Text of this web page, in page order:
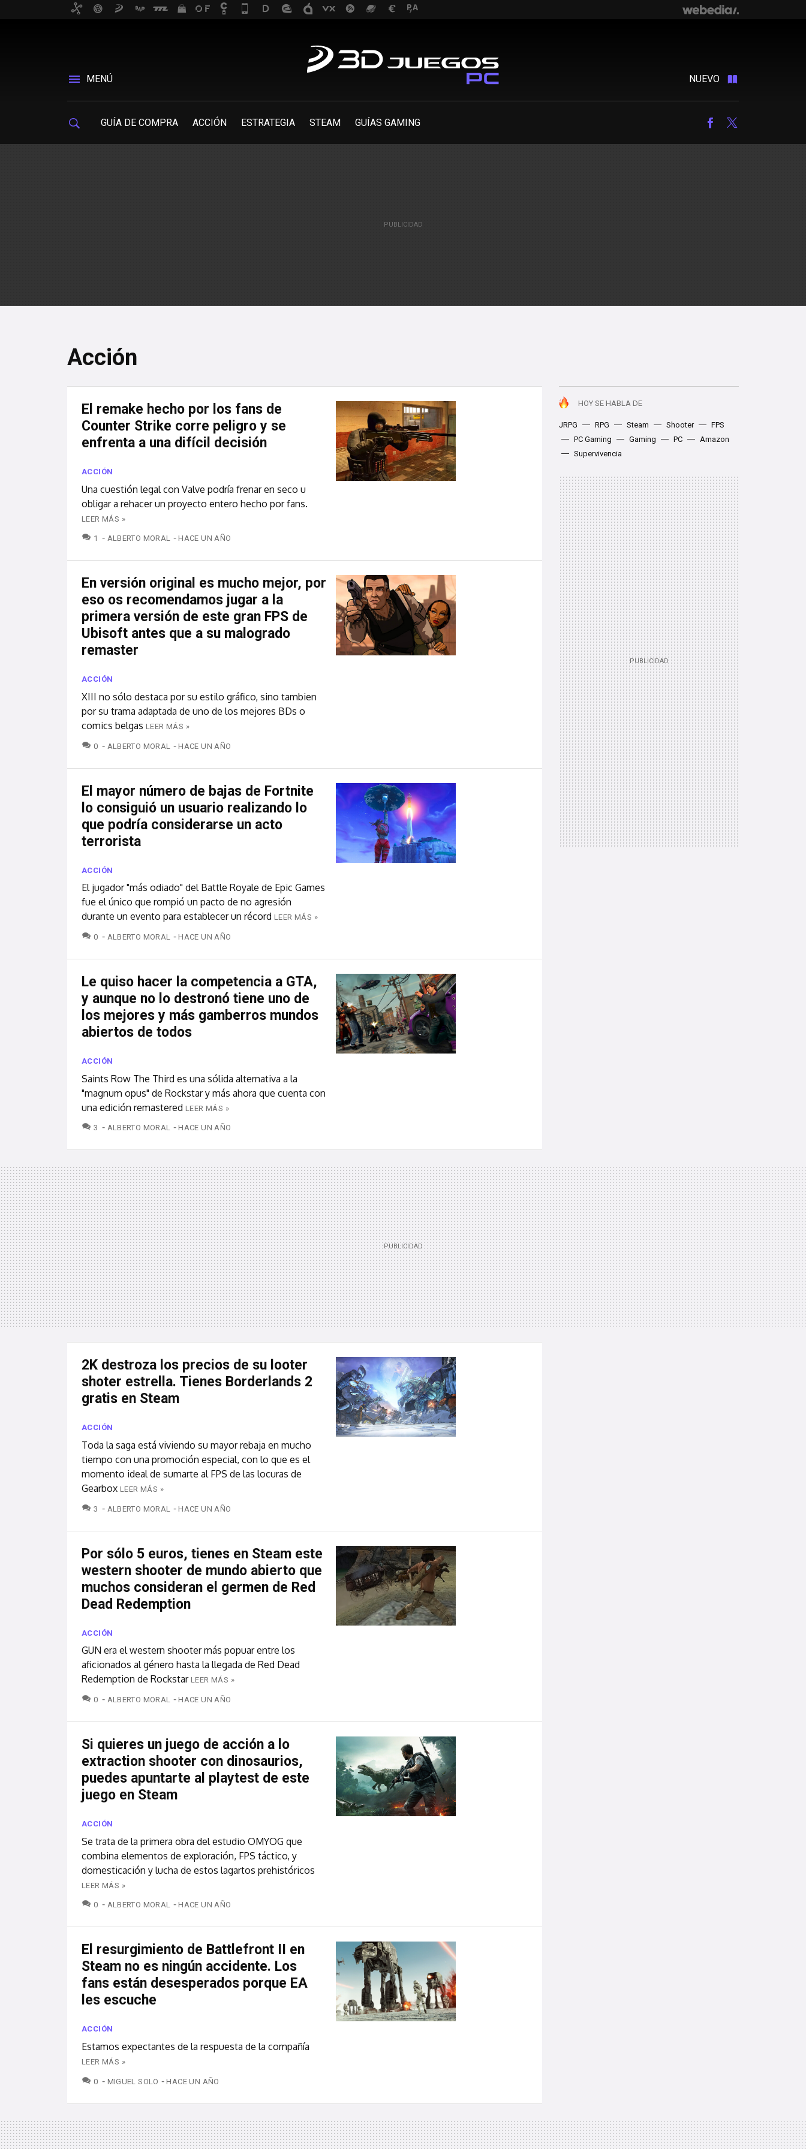
MENÚ NUEVO
GUÍA DE COMPRA ACCIÓN ESTRATEGIA STEAM GUÍAS GAMING Facebook
Acción
HOY SE HABLA DE
JRPG RPG Steam Shooter
FPS
PC Gaming
Gaming PC
Amazon
Supervivencia
El remake hecho por los fans de
Counter Strike corre peligro y se
enfrenta a una difícil decisión
ACCIÓN
Una cuestión legal con Valve podría frenar en seco u
obligar a rehacer un proyecto entero hecho por fans.
LEER MÁS »
1 COMENTARIOS
ALBERTO MORAL HACE UN AÑO
En versión original es mucho mejor, por
eso os recomendamos jugar a la
primera versión de este gran FPS de
Ubisoft antes que a su malogrado
remaster
ACCIÓN
XIII no sólo destaca por su estilo gráfico, sino tambien
por su trama adaptada de uno de los mejores BDs o
comics belgas LEER MÁS »
0 COMENTARIOS
ALBERTO MORAL HACE UN AÑO
El mayor número de bajas de Fortnite
lo consiguió un usuario realizando lo
que podría considerarse un acto
terrorista
ACCIÓN
El jugador "más odiado" del Battle Royale de Epic Games
fue el único que rompió un pacto de no agresión
durante un evento para establecer un récord LEER MÁS »
0 COMENTARIOS
ALBERTO MORAL HACE UN AÑO
Le quiso hacer la competencia a GTA,
y aunque no lo destronó tiene uno de
los mejores y más gamberros mundos
abiertos de todos
ACCIÓN
Saints Row The Third es una sólida alternativa a la
"magnum opus" de Rockstar y más ahora que cuenta con
una edición remastered LEER MÁS »
3 COMENTARIOS
ALBERTO MORAL HACE UN AÑO
2K destroza los precios de su looter
shoter estrella. Tienes Borderlands 2
gratis en Steam
ACCIÓN
Toda la saga está viviendo su mayor rebaja en mucho
tiempo con una promoción especial, con lo que es el
momento ideal de sumarte al FPS de las locuras de
Gearbox LEER MÁS »
3 COMENTARIOS
ALBERTO MORAL HACE UN AÑO
Por sólo 5 euros, tienes en Steam este
western shooter de mundo abierto que
muchos consideran el germen de Red
Dead Redemption
ACCIÓN
GUN era el western shooter más popuar entre los
aficionados al género hasta la llegada de Red Dead
Redemption de Rockstar LEER MÁS »
0 COMENTARIOS
ALBERTO MORAL HACE UN AÑO
Si quieres un juego de acción a lo
extraction shooter con dinosaurios,
puedes apuntarte al playtest de este
juego en Steam
ACCIÓN
Se trata de la primera obra del estudio OMYOG que
combina elementos de exploración, FPS táctico, y
domesticación y lucha de estos lagartos prehistóricos
LEER MÁS »
0 COMENTARIOS
ALBERTO MORAL HACE UN AÑO
El resurgimiento de Battlefront II en
Steam no es ningún accidente. Los
fans están desesperados porque EA
les escuche
ACCIÓN
Estamos expectantes de la respuesta de la compañía
LEER MÁS »
0 COMENTARIOS
MIGUEL SOLO HACE UN AÑO